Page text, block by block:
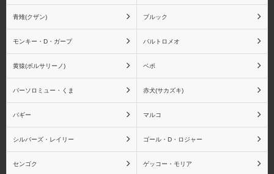
青雉(クザン) ブルック
モンキー・D・ガープ バルトロメオ
黄猿(ボルサリーノ) ベポ
バーソロミュー・くま 赤犬(サカズキ)
バギー マルコ
シルバーズ・レイリー ゴール・D・ロジャー
センゴク ゲッコー・モリア